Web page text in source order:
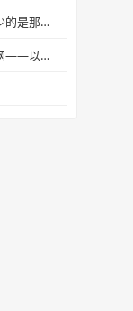
新开传奇：传奇新开网站服玩家最缺少的是那个特戒
如何避免盲目参与单人作战私服发布网——以防上当受骗